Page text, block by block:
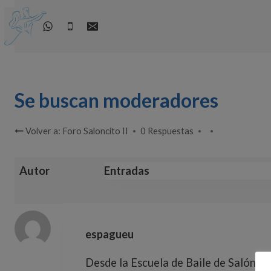
Saltar
contenido
Se buscan moderadores
Volver a: Foro Saloncito II 0 Respuestas
Autor Entradas
espagueu
Desde la Escuela de Baile de Salón